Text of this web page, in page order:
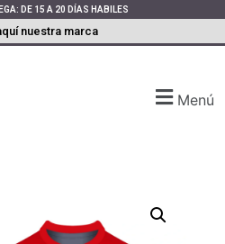
DE 15 A 20 DÍAS HABILES
nuestra marca
Menú